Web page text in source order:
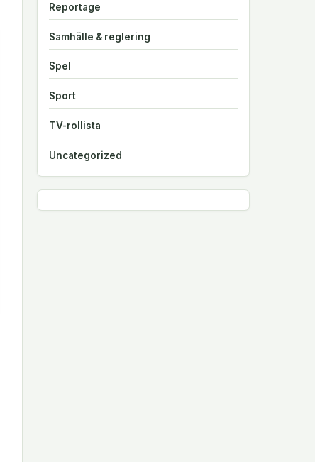
Reportage
Samhälle & reglering
Spel
Sport
TV-rollista
Uncategorized